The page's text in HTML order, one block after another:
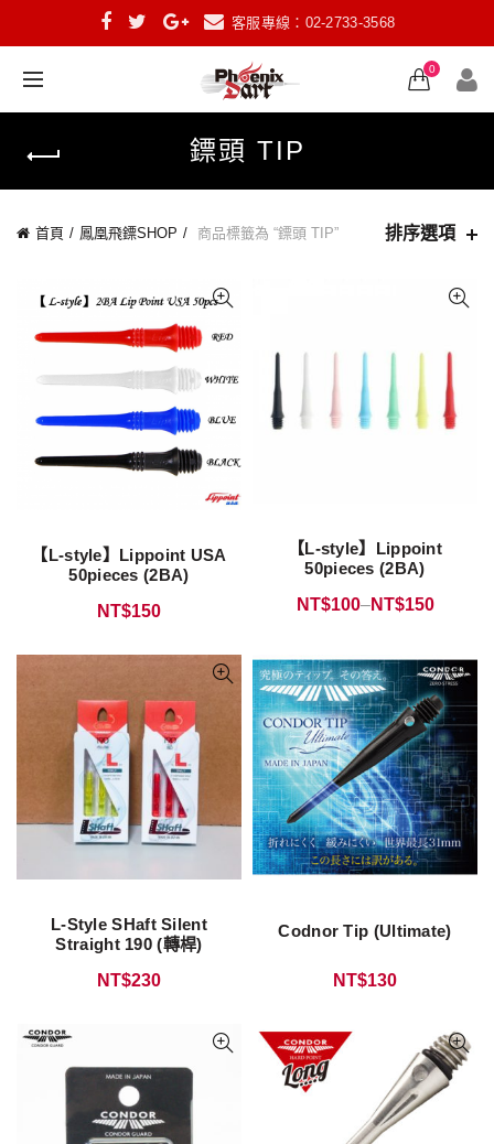
客服專線：02-2733-3568
0
鏢頭 TIP
首頁 鳳凰飛鏢SHOP 商品標籤為 “鏢頭 TIP” 排序選項
【L-style】Lippoint USA
50pieces (2BA)
NT$150
【L-style】Lippoint
50pieces (2BA)
NT$100–NT$150
L-Style SHaft Silent
Straight 190 (轉桿)
NT$230
Codnor Tip (Ultimate)
NT$130